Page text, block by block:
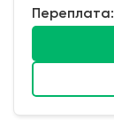
Переплата: